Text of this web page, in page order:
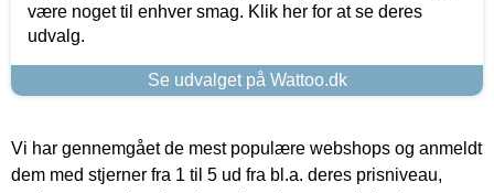
være noget til enhver smag. Klik her for at se deres
udvalg.
Se udvalget på Wattoo.dk
Vi har gennemgået de mest populære webshops og anmeldt
dem med stjerner fra 1 til 5 ud fra bl.a. deres prisniveau,